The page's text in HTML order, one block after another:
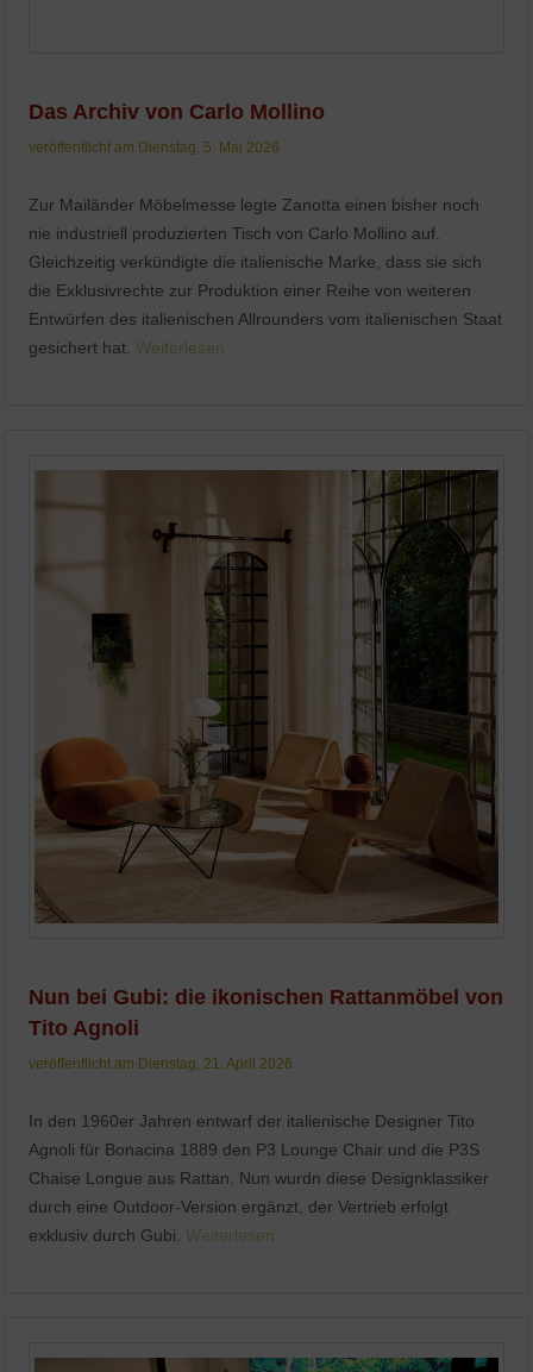
Das Archiv von Carlo Mollino
veröffentlicht am Dienstag, 5. Mai 2026
Zur Mailänder Möbelmesse legte Zanotta einen bisher noch
nie industriell produzierten Tisch von Carlo Mollino auf.
Gleichzeitig verkündigte die italienische Marke, dass sie sich
die Exklusivrechte zur Produktion einer Reihe von weiteren
Entwürfen des italienischen Allrounders vom italienischen Staat
gesichert hat.Weiterlesen
Nun bei Gubi: die ikonischen Rattanmöbel von
Tito Agnoli
veröffentlicht am Dienstag, 21. April 2026
In den 1960er Jahren entwarf der italienische Designer Tito
Agnoli für Bonacina 1889 den P3 Lounge Chair und die P3S
Chaise Longue aus Rattan. Nun wurdn diese Designklassiker
durch eine Outdoor-Version ergänzt, der Vertrieb erfolgt
exklusiv durch Gubi.Weiterlesen